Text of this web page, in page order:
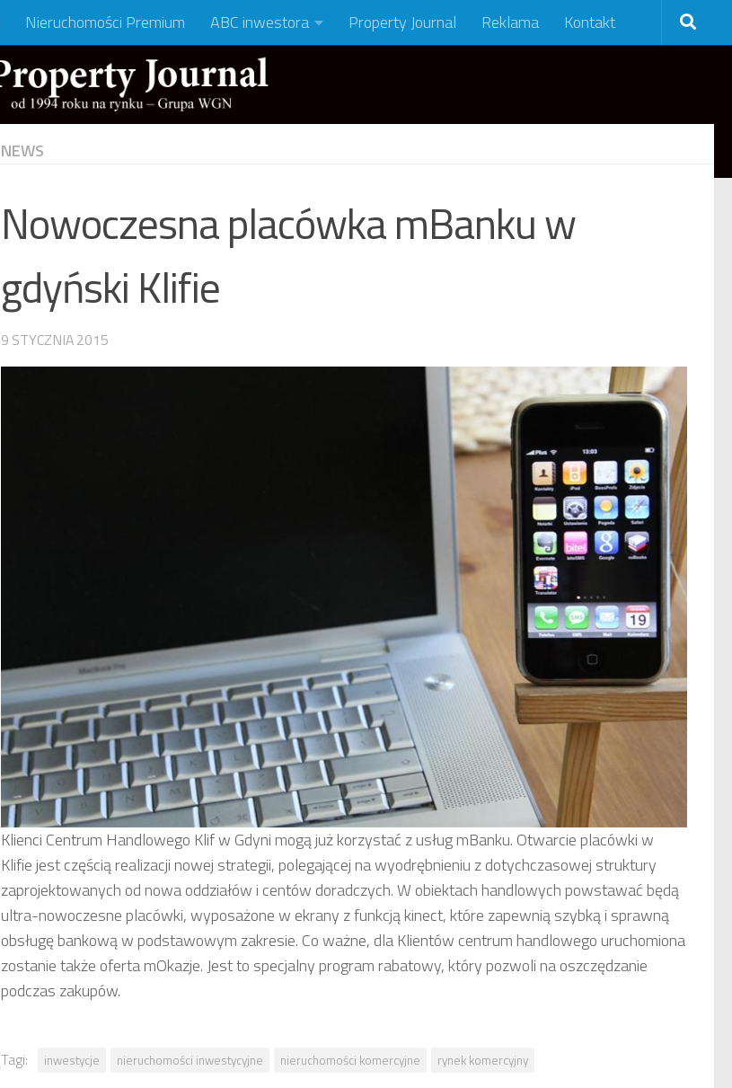
Nieruchomości Premium ABC inwestora Property Journal Reklama Kontakt
NEWS
Nowoczesna placówka mBanku w
gdyński Klifie
9 STYCZNIA 2015
Klienci Centrum Handlowego Klif w Gdyni mogą już korzystać z usług mBanku. Otwarcie placówki w
Klifie jest częścią realizacji nowej strategii, polegającej na wyodrębnieniu z dotychczasowej struktury
zaprojektowanych od nowa oddziałów i centów doradczych. W obiektach handlowych powstawać będą
ultra-nowoczesne placówki, wyposażone w ekrany z funkcją kinect, które zapewnią szybką i sprawną
obsługę bankową w podstawowym zakresie. Co ważne, dla Klientów centrum handlowego uruchomiona
zostanie także oferta mOkazje. Jest to specjalny program rabatowy, który pozwoli na oszczędzanie
podczas zakupów.
Tagi: inwestycje nieruchomości inwestycyjne nieruchomości komercyjne rynek komercyjny